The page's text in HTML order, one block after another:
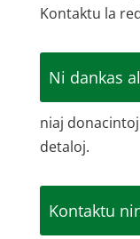
Kontaktu la
Ni dankas
niaj
detaloj.
Kontaktu